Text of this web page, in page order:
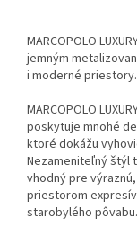
MARCOPOLO
jemným
i moderné priestory.
MARCOPOLO
poskytuje mnohé
ktoré dokážu
Nezameniteľný štýl
vhodný pre
priestorom
starobylého pôvabu.